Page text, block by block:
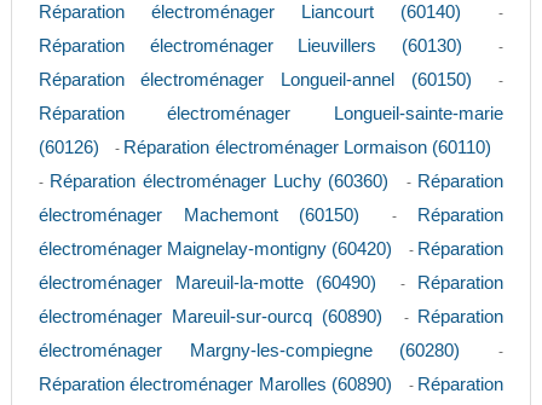
Réparation électroménager Liancourt (60140) -
Réparation électroménager Lieuvillers (60130) -
Réparation électroménager Longueil-annel (60150) -
Réparation électroménager Longueil-sainte-marie
(60126)
- Réparation électroménager Lormaison (60110)
- Réparation électroménager Luchy (60360) - Réparation
électroménager Machemont (60150)
-
Réparation
électroménager Maignelay-montigny (60420)
- Réparation
électroménager Mareuil-la-motte (60490)
-
Réparation
électroménager Mareuil-sur-ourcq (60890)
-
Réparation
électroménager Margny-les-compiegne (60280)
-
Réparation électroménager Marolles (60890) - Réparation